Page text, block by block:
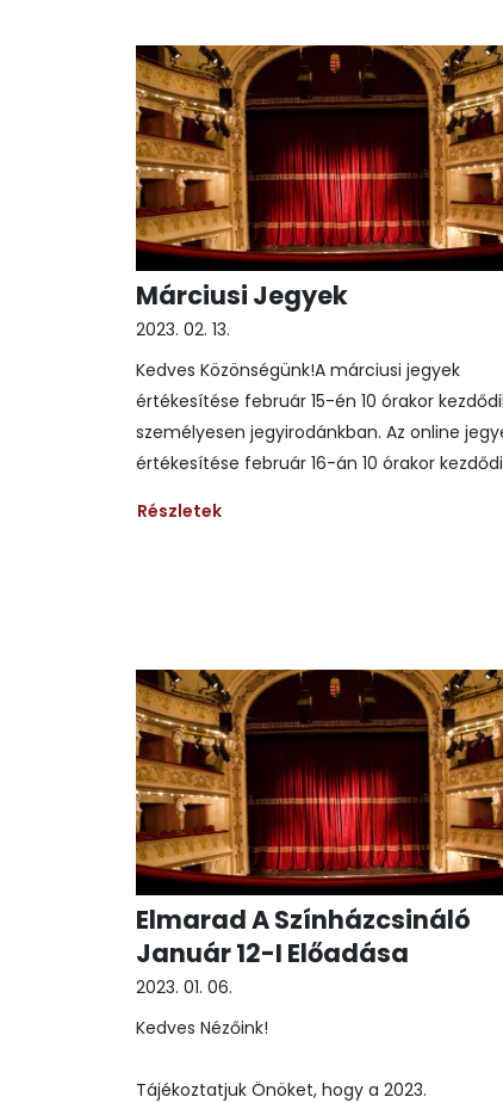
Márciusi Jegyek
2023. 02. 13.
Kedves Közönségünk!A márciusi jegyek
értékesítése február 15-én 10 órakor
személyesen jegyirodánkban. Az online
értékesítése február 16-án 10 órakor
Részletek
Elmarad A Színházcsináló
Január 12-I Előadása
2023. 01. 06.
Kedves Nézőink!
Tájékoztatjuk Önöket, hogy a 2023.